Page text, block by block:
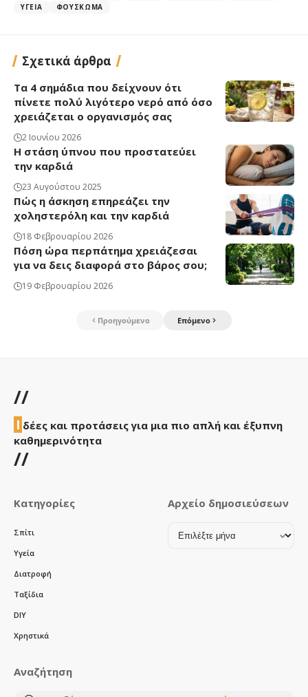
ΥΓΕΊΑ
ΦΟΎΣΚΩΜΑ
Σχετικά άρθρα
Τα 4 σημάδια που δείχνουν ότι
πίνετε πολύ λιγότερο νερό από όσο
χρειάζεται ο οργανισμός σας
2 Ιουνίου 2026
Η στάση ύπνου που προστατεύει
την καρδιά
23 Αυγούστου 2025
Πώς η άσκηση επηρεάζει την
χοληστερόλη και την καρδιά
18 Φεβρουαρίου 2026
Πόση ώρα περπάτημα χρειάζεσαι
για να δεις διαφορά στο βάρος σου;
19 Φεβρουαρίου 2026
Προηγούμενο Επόμενο
//
Ι δέες και προτάσεις για μια πιο απλή και έξυπνη
καθημερινότητα
//
Κατηγορίες
Σπίτι
Υγεία
Διατροφή
Ταξίδια
DIY
Χρηστικά
Αρχείο δημοσιεύσεων
Αρχείο
Αναζήτηση